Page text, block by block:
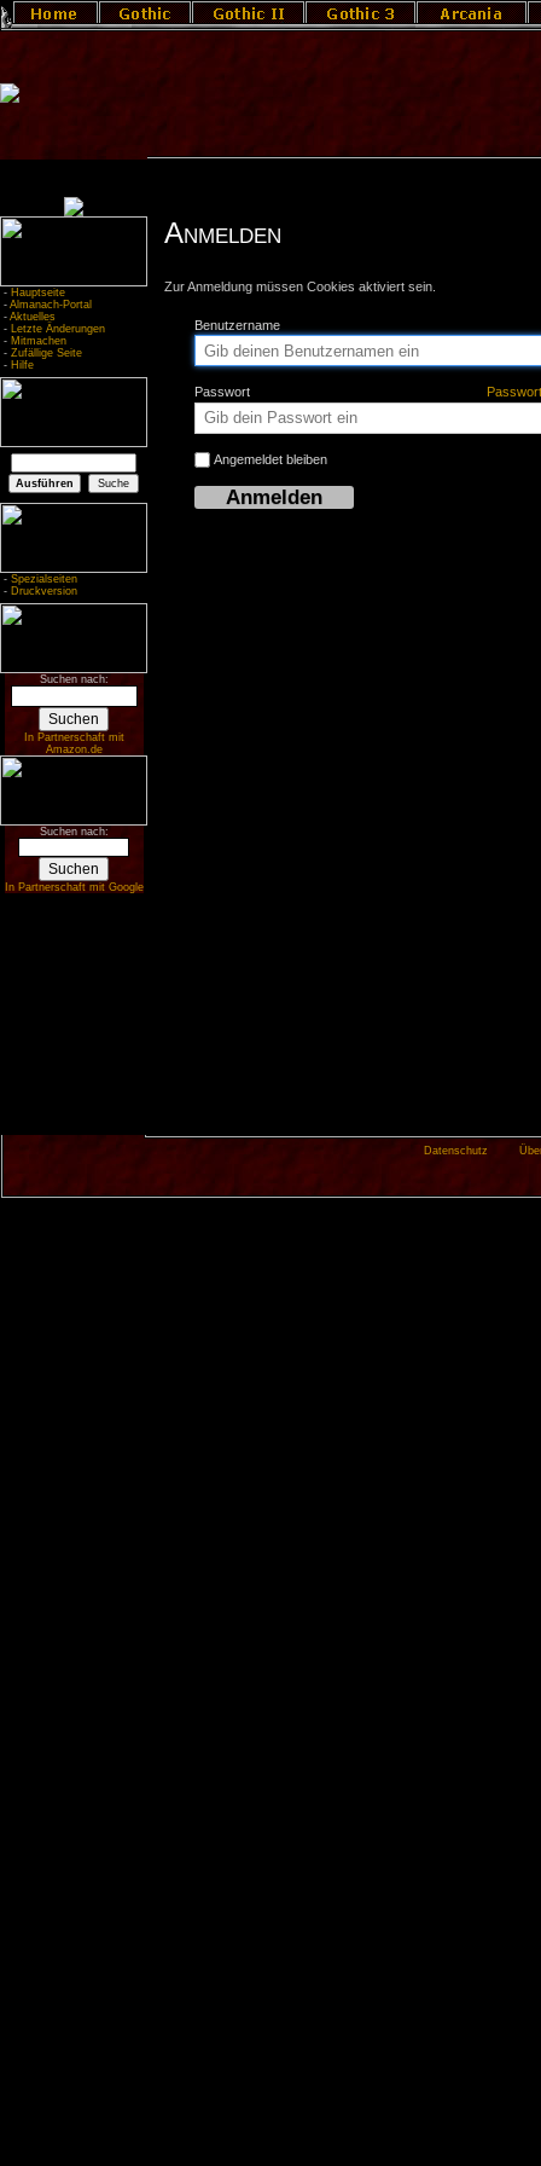
- Hauptseite
- Almanach-Portal
- Aktuelles
- Letzte Änderungen
- Mitmachen
- Zufällige Seite
- Hilfe
- Spezialseiten
- Druckversion
Suchen nach:
In Partnerschaft mit
Amazon.de
Suchen nach:
In Partnerschaft mit Google
Anmelden
Zur Anmeldung müssen Cookies aktiviert sein.
Benutzername
Passwort
Angemeldet bleiben
Datenschutz